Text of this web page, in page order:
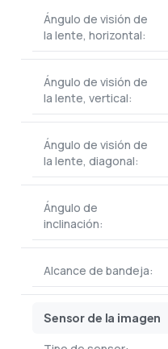
Ángulo de visión de
la lente, horizontal:
Ángulo de visión de
la lente, vertical:
Ángulo de visión de
la lente, diagonal:
Ángulo de
inclinación:
Alcance de bandeja:
Sensor de la imagen